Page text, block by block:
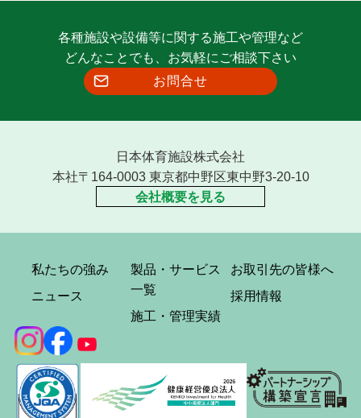
各種施設や設備等に関する施工や管理など
どんなことでも、お気軽にご相談下さい
お問合せ
日本体育施設株式会社
本社〒164-0003 東京都中野区東中野3-20-10
会社概要を見る
私たちの強み
ニュース
製品・サービス
一覧
施工・管理実績
お取引先の皆様へ
採用情報